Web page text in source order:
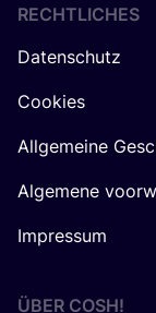
RECHTLICHES
Datenschutz
Cookies
Allgemeine
Algemene
Impressum
ÜBER COSH!